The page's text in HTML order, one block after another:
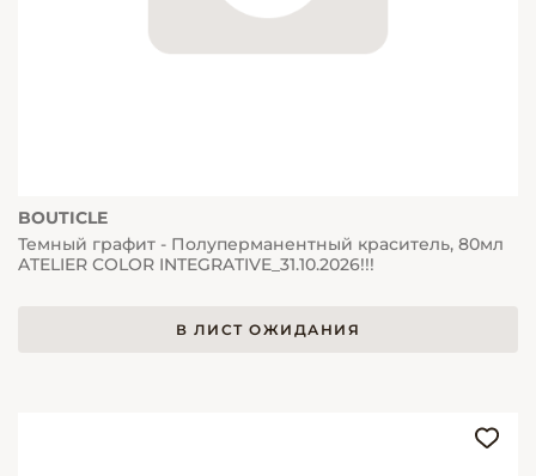
BOUTICLE
Темный графит - Полуперманентный краситель, 80мл
ATELIER COLOR INTEGRATIVE_31.10.2026!!!
В ЛИСТ ОЖИДАНИЯ